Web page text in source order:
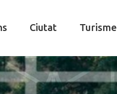
Ciutat Turisme